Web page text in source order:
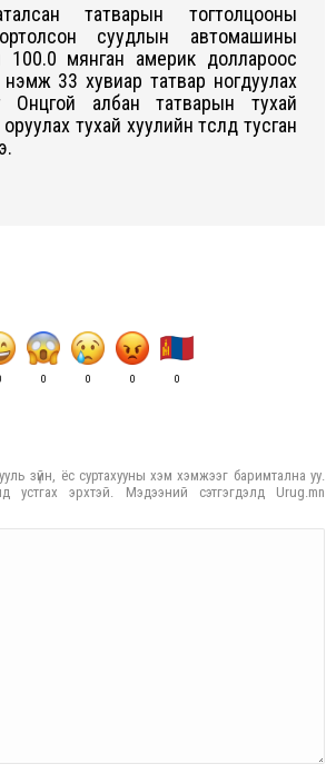
татварын тогтолцооны
суудлын автомашины
100.0 мянган америк доллароос
нэмж 33 хувиар татвар ногдуулах
Онцгой албан татварын тухай
тухай хуулийн төсөлд тусган
0 0 0 0
зүйн, ёс суртахууны хэм хэмжээг баримтална уу.
устгах эрхтэй. Мэдээний сэтгэгдэлд Urug.mn